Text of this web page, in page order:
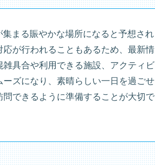
まる賑やかな場所になると予想され
が行われることもあるため、最新情
具合や利用できる施設、アクティビ
ズになり、素晴らしい一日を過ごせ
できるように準備することが大切で